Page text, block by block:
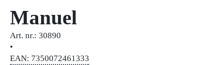
Manuel
Art. nr.: 30890
•
EAN: 7350072461333